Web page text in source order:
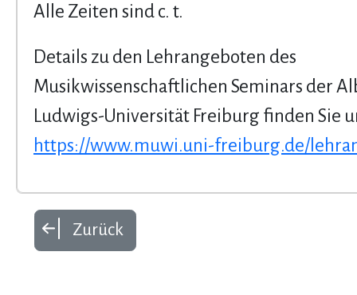
Alle Zeiten sind c. t.
Details zu den Lehrangeboten des
Musikwissenschaftlichen Seminars der
Ludwigs-Universität Freiburg finden Sie
https://www.muwi.uni-freiburg.de/